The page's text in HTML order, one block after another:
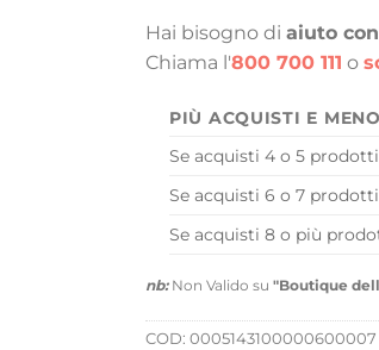
Hai bisogno di aiuto
Chiama l'800 700 111 o
PIÙ ACQUISTI E
Se acquisti 4 o 5
Se acquisti 6 o 7
Se acquisti 8 o più
nb:Non Valido su "Boutique
COD: 0005143100000600007